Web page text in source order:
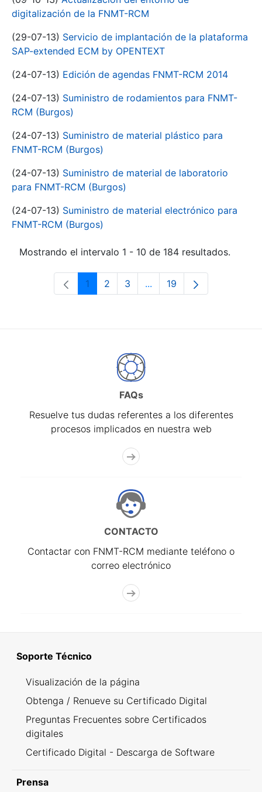
digitalización de la FNMT-RCM
(29-07-13) Servicio de implantación de la plataforma
SAP-extended ECM by OPENTEXT
(24-07-13) Edición de agendas FNMT-RCM 2014
(24-07-13) Suministro de rodamientos para FNMT-
RCM (Burgos)
(24-07-13) Suministro de material plástico para
FNMT-RCM (Burgos)
(24-07-13) Suministro de material de laboratorio
para FNMT-RCM (Burgos)
(24-07-13) Suministro de material electrónico para
FNMT-RCM (Burgos)
Mostrando el intervalo 1 - 10 de 184 resultados.
Página
1 Página
2 Página
3 ...Páginas intermedias Use
Página
19
FAQs
Resuelve tus dudas referentes a los diferentes
procesos implicados en nuestra web
CONTACTO
Contactar con FNMT-RCM mediante teléfono o
correo electrónico
Soporte Técnico
Visualización de la página
Obtenga / Renueve su Certificado Digital
Preguntas Frecuentes sobre Certificados
digitales
Certificado Digital - Descarga de Software
Prensa